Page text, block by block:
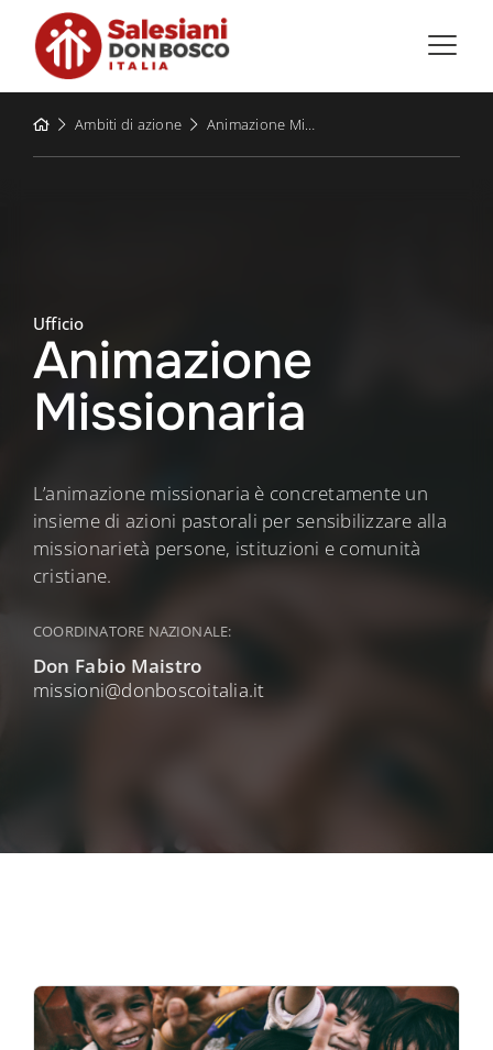
content
Ambiti di azione Animazione Missionaria
Ufficio
Animazione
Missionaria
L’animazione missionaria è concretamente un
insieme di azioni pastorali per sensibilizzare alla
missionarietà persone, istituzioni e comunità
cristiane.
COORDINATORE NAZIONALE:
Don Fabio Maistro
missioni@donboscoitalia.it